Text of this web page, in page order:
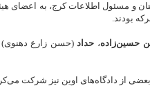
و مسئول اطلاعات کرج، به اعضای
بودند.
حسین‌زاده، حداد(حسن زارع دهنوی)
از دادگاه‌های اوین نیز شرکت